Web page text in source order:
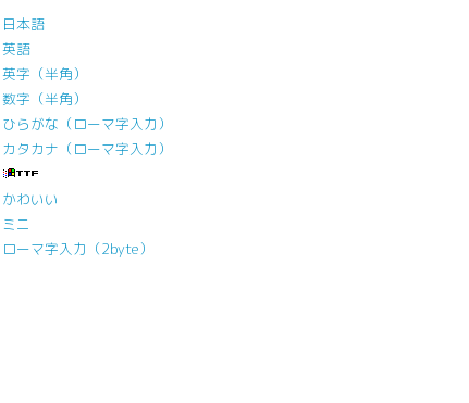
日本語
英語
英字（半角）
数字（半角）
ひらがな（ローマ字入力）
カタカナ（ローマ字入力）
かわいい
ミニ
ローマ字入力（2byte）